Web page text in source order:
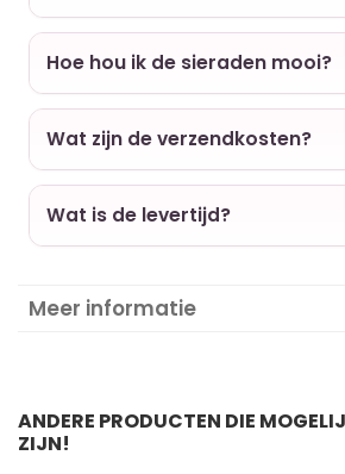
Hoe hou ik de sieraden mooi?
Wat zijn de verzendkosten?
Wat is de levertijd?
Meer informatie
ANDERE PRODUCTEN DIE
ZIJN!